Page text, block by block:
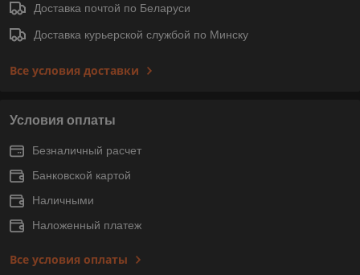
Доставка почтой по Беларуси
Доставка курьерской службой по Минску
Все условия доставки
Условия оплаты
Безналичный расчет
Банковской картой
Наличными
Наложенный платеж
Все условия оплаты